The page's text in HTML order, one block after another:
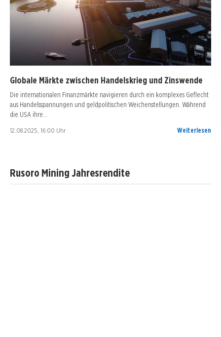
Globale Märkte zwischen Handelskrieg und Zinswende
Die internationalen Finanzmärkte navigieren durch ein komplexes Geflecht
aus Handelsspannungen und geldpolitischen Weichenstellungen. Während
die USA ihre…
12.08.2025, 16:00 Uhr Weiterlesen
Rusoro Mining Jahresrendite